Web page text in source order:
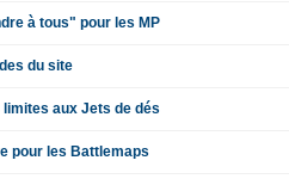
à tous" pour les MP
du site
aux Jets de dés
pour les Battlemaps